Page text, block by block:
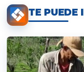
TE PUEDE